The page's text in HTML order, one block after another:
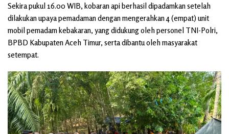
Sekira pukul 16.00 WIB, kobaran api berhasil dipadamkan setelah
dilakukan upaya pemadaman dengan mengerahkan 4 (empat) unit
mobil pemadam kebakaran, yang didukung oleh personel TNI-Polri,
BPBD Kabupaten Aceh Timur, serta dibantu oleh masyarakat
setempat.